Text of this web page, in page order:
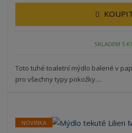
SKLADEM 5
Toto tuhé toaletní mýdlo balené v
pro všechny typy pokožky....
NOVINKA